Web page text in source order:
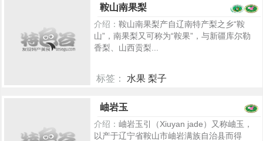
鞍山南果梨
介绍： 鞍山南果梨产自辽南特产梨之乡“鞍
山”，南果梨又可称为“鞍果”，与新疆库尔勒
香梨、山西贡梨...
标签： 水果 梨子
岫岩玉
介绍： 岫岩玉引（Xiuyan jade）又称岫玉，
以产于辽宁省鞍山市岫岩满族自治县而得